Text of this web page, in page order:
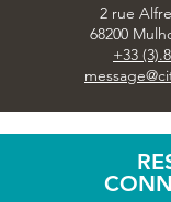
2 rue
68200
+33